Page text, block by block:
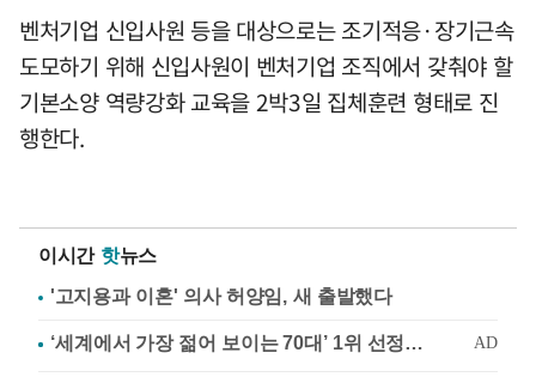
벤처기업 신입사원 등을 대상으로는 조기적응·장기근속
도모하기 위해 신입사원이 벤처기업 조직에서 갖춰야 할
기본소양 역량강화 교육을 2박3일 집체훈련 형태로 진
행한다.
이시간 핫뉴스
'고지용과 이혼' 의사 허양임, 새 출발했다